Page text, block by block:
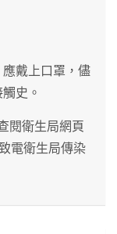
戴上口罩，儘
史。
閱衛生局網頁
電衛生局傳染